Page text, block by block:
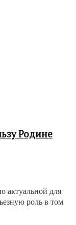
Родине
актуальной для
роль в том